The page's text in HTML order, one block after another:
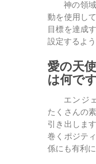
神の領
動を使用し
目標を達成
設定するよ
愛の天
は何で
エンジ
たくさんの
引き出しま
巻くポジテ
係にも有利に